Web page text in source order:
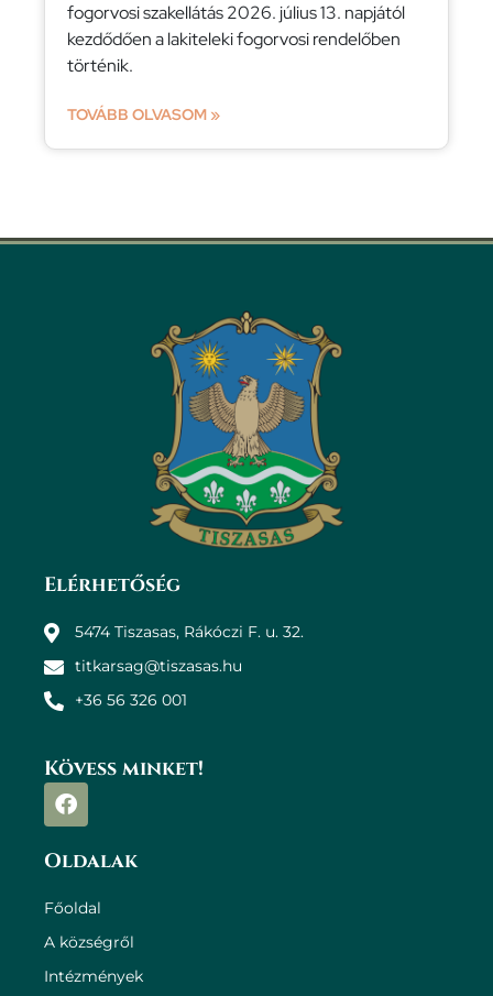
fogorvosi szakellátás 2026. július 13. napjától
kezdődően a lakiteleki fogorvosi rendelőben
történik.
TOVÁBB OLVASOM »
Elérhetőség
5474 Tiszasas, Rákóczi F. u. 32.
titkarsag@tiszasas.hu
+36 56 326 001
Kövess minket!
Oldalak
Főoldal
A községről
Intézmények